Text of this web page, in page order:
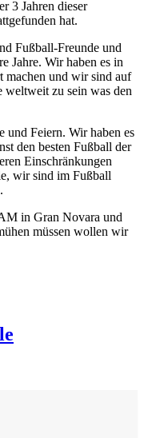
3 Jahren dieser
hat.
Fußball-Freunde und
Jahre. Wir haben es in
machen und wir sind auf
weltweit zu sein was den
und Feiern. Wir haben es
den besten Fußball der
Einschränkungen
wir sind im Fußball
in Gran Novara und
müssen wollen wir